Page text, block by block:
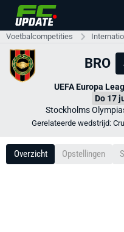
Voetbalcompetities
BRO
UEFA Europa
Do 17
Stockholms
Gerelateerde wedstrijd:
Overzicht Opstellingen